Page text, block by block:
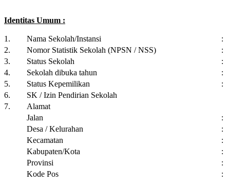
Identitas Umum :
1. Nama Sekolah/Instansi
:
2.
Nomor Statistik Sekolah (NPSN / NSS)
:
3.
Status Sekolah
:
4.
Sekolah dibuka tahun
:
5.
Status Kepemilikan
:
6.
SK / Izin Pendirian Sekolah
7.
Alamat
Jalan
:
Desa / Kelurahan
:
Kecamatan
:
Kabupaten/Kota
:
Provinsi
:
Kode Pos
: